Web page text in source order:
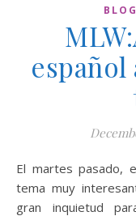
español
El martes pasado, en Mejorando la Web, se abordó un
tema muy
gran inquietud